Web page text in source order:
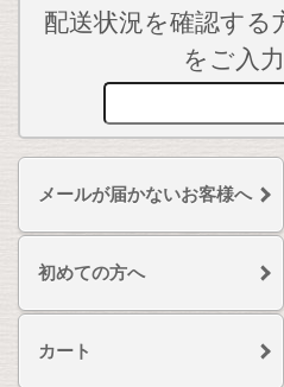
配送状況を確認する
をご入
メールが届かないお客様へ
初めての方へ
カート